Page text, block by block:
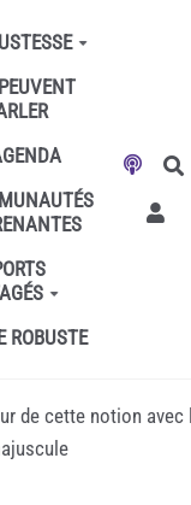
ROBUSTE
de cette notion avec